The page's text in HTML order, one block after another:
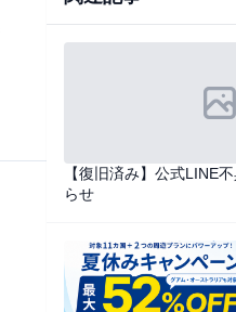
【復旧済み】公式LINE
らせ